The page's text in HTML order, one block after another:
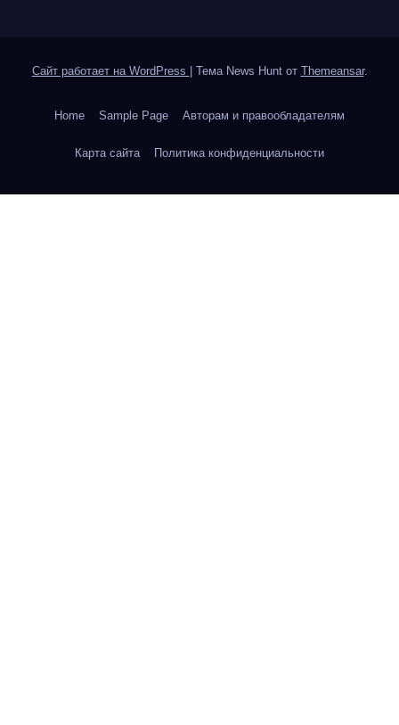
Сайт работает на WordPress Тема News Hunt от Themeansar.
Home Sample Page Авторам и правообладателям
Карта сайта Политика конфиденциальности